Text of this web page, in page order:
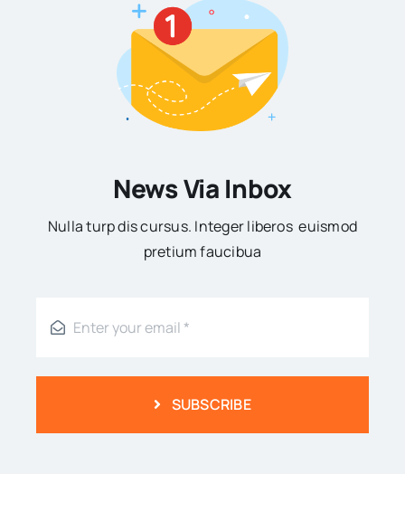
News Via Inbox
Nulla turp dis cursus. Integer liberos euismod
pretium faucibua
SUBSCRIBE